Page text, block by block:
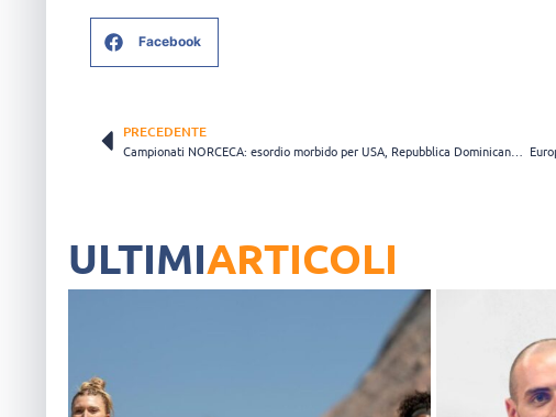
Facebook
PRECEDENTE
ULTIMIARTICOLI